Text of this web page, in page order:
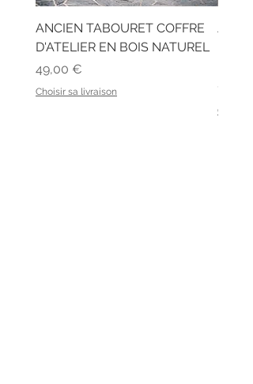
ANCIEN TABOURET COFFRE
D'ATELIER EN BOIS NATUREL
Prix
49,00 €
Choisir sa livraison
Prix